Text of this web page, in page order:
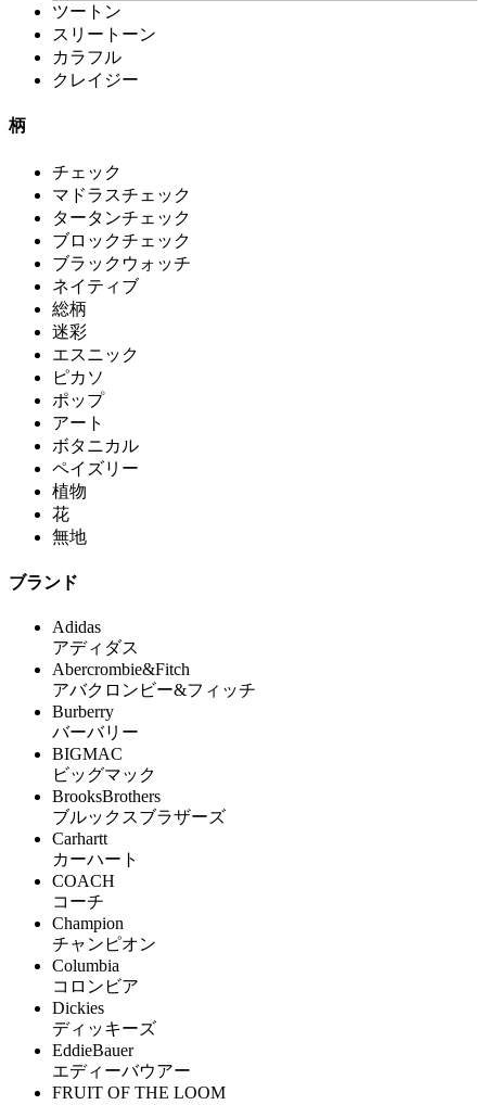
ツートン
スリートーン
カラフル
クレイジー
柄
チェック
マドラスチェック
タータンチェック
ブロックチェック
ブラックウォッチ
ネイティブ
総柄
迷彩
エスニック
ピカソ
ポップ
アート
ボタニカル
ペイズリー
植物
花
無地
ブランド
Adidas
アディダス
Abercrombie&Fitch
アバクロンビー&フィッチ
Burberry
バーバリー
BIGMAC
ビッグマック
BrooksBrothers
ブルックスブラザーズ
Carhartt
カーハート
COACH
コーチ
Champion
チャンピオン
Columbia
コロンビア
Dickies
ディッキーズ
EddieBauer
エディーバウアー
FRUIT OF THE LOOM